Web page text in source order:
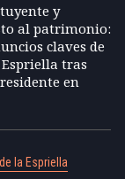
y
al patrimonio:
claves de
tras
en
la Espriella